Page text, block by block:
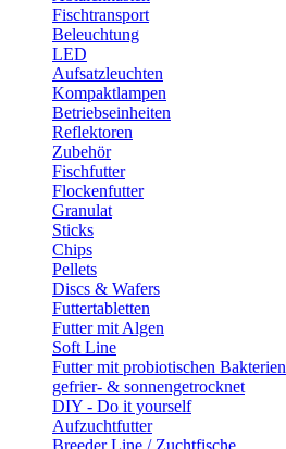
Fischtransport
Beleuchtung
LED
Aufsatzleuchten
Kompaktlampen
Betriebseinheiten
Reflektoren
Zubehör
Fischfutter
Flockenfutter
Granulat
Sticks
Chips
Pellets
Discs & Wafers
Futtertabletten
Futter mit Algen
Soft Line
Futter mit probiotischen Bakterien
gefrier- & sonnengetrocknet
DIY - Do it yourself
Aufzuchtfutter
Breeder Line / Zuchtfische